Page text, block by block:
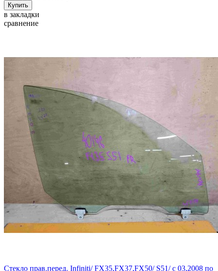
в закладки
сравнение
Стекло прав.перед. Infiniti/ FX35,FX37,FX50/ S51/ с 03,2008 по